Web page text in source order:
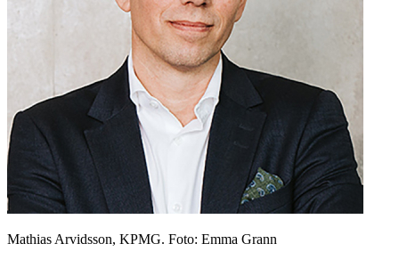
Mathias Arvidsson, KPMG. Foto: Emma Grann